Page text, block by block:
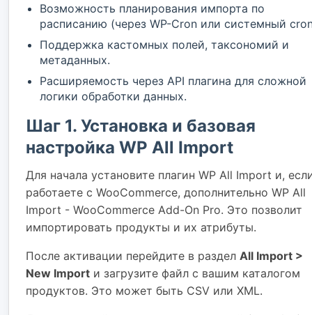
Возможность планирования импорта по
расписанию (через WP-Cron или системный
Поддержка кастомных полей, таксономий и
метаданных.
Расширяемость через API плагина для сложной
логики обработки данных.
Шаг 1. Установка и базовая
настройка WP All Import
Для начала установите плагин WP All Import и,
работаете с WooCommerce, дополнительно WP All
Import - WooCommerce Add-On Pro. Это позволит
импортировать продукты и их атрибуты.
После активации перейдите в раздел All Import >
New Import и загрузите файл с вашим каталогом
продуктов. Это может быть CSV или XML.